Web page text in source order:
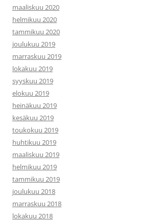
maaliskuu 2020
helmikuu 2020
tammikuu 2020
joulukuu 2019
marraskuu 2019
lokakuu 2019
syyskuu 2019
elokuu 2019
heinäkuu 2019
kesäkuu 2019
toukokuu 2019
huhtikuu 2019
maaliskuu 2019
helmikuu 2019
tammikuu 2019
joulukuu 2018
marraskuu 2018
lokakuu 2018